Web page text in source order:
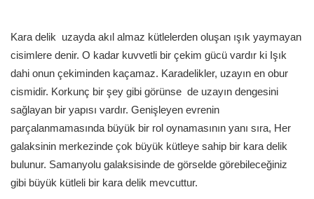
Kara delik uzayda akıl almaz kütlelerden oluşan ışık yaymayan
cisimlere denir. O kadar kuvvetli bir çekim gücü vardır ki Işık
dahi onun çekiminden kaçamaz. Karadelikler, uzayın en obur
cismidir. Korkunç bir şey gibi görünse de uzayın dengesini
sağlayan bir yapısı vardır. Genişleyen evrenin
parçalanmamasında büyük bir rol oynamasının yanı sıra, Her
galaksinin merkezinde çok büyük kütleye sahip bir kara delik
bulunur. Samanyolu galaksisinde de görselde görebileceğiniz
gibi büyük kütleli bir kara delik mevcuttur.